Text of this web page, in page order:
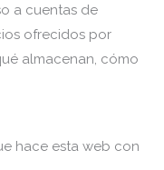
a cuentas de
ofrecidos por
almacenan, cómo
hace esta web con